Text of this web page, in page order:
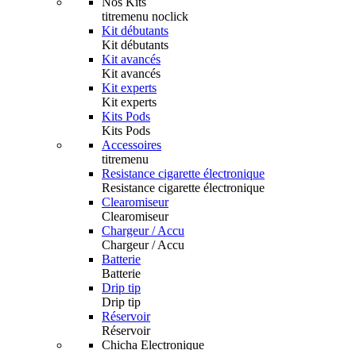
titremenu noclick
Kit débutants
Kit débutants
Kit avancés
Kit avancés
Kit experts
Kit experts
Kits Pods
Kits Pods
Accessoires
titremenu
Resistance cigarette électronique
Resistance cigarette électronique
Clearomiseur
Clearomiseur
Chargeur / Accu
Chargeur / Accu
Batterie
Batterie
Drip tip
Drip tip
Réservoir
Réservoir
Chicha Electronique